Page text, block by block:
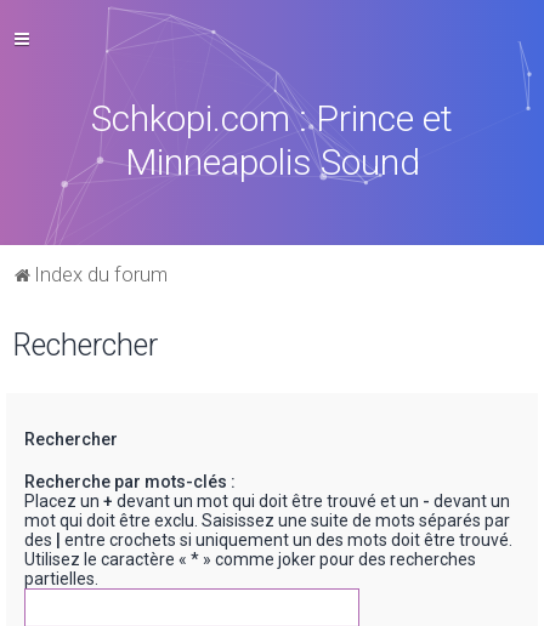
Schkopi.com : Prince et
Minneapolis Sound
Index du forum
Rechercher
Rechercher
Recherche par mots-clés :
Placez un + devant un mot qui doit être trouvé et un - devant un
mot qui doit être exclu. Saisissez une suite de mots séparés par
des
entre crochets si uniquement un des mots doit être trouvé.
Utilisez le caractère « * » comme joker pour des recherches
partielles.